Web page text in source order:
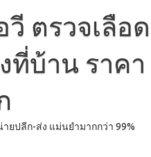
ตรวจเลือด
ที่บ้าน ราคา
ายปลีก-ส่ง แม่นยำมากกว่า 99%